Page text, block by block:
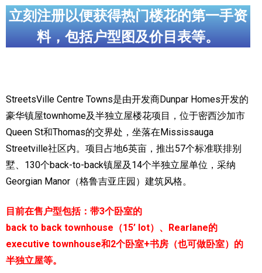
常用查询工具
地产杂谈
为什么移民加拿大
加拿大的历史文化
加拿大社会保险系统
定居安大略省
加拿大的福利制度
吃货眼中的加拿大地图
立刻注册以便获得热门楼花的第一手资
料，包括户型图及价目表等。
StreetsVille Centre Towns是由开发商Dunpar Homes开发的
豪华镇屋townhome及半独立屋楼花项目，位于密西沙加市
Queen St和Thomas的交界处，坐落在Mississauga
Streetville社区内。项目占地6英亩，推出57个标准联排别
墅、130个back-to-back镇屋及14个半独立屋单位，采纳
Georgian Manor（格鲁吉亚庄园）建筑风格。
目前在售户型包括：带3个卧室的
back to back townhouse（15’ lot）、Rearlane的
executive townhouse和2个卧室+书房（也可做卧室）的
半独立屋等。